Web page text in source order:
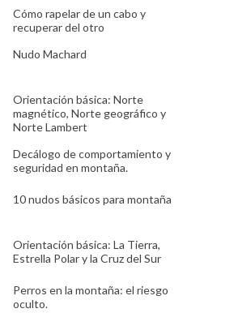
Cómo rapelar de un cabo y
recuperar del otro
Nudo Machard
Orientación básica: Norte
magnético, Norte geográfico y
Norte Lambert
Decálogo de comportamiento y
seguridad en montaña.
10 nudos básicos para montaña
Orientación básica: La Tierra,
Estrella Polar y la Cruz del Sur
Perros en la montaña: el riesgo
oculto.